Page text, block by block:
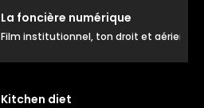
La foncière numérique
Film institutionnel, ton droit et aérien
Kitchen diet